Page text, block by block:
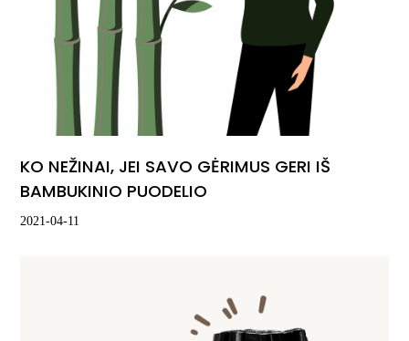
KO NEŽINAI, JEI SAVO GĖRIMUS GERI IŠ
BAMBUKINIO PUODELIO
2021-04-11